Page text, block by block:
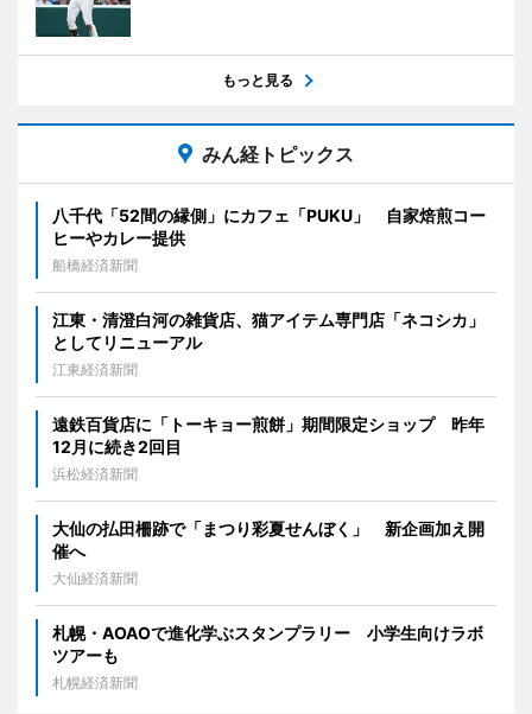
もっと見る
みん経トピックス
八千代「52間の縁側」にカフェ「PUKU」 自家焙煎コー
ヒーやカレー提供
船橋経済新聞
江東・清澄白河の雑貨店、猫アイテム専門店「ネコシカ」
としてリニューアル
江東経済新聞
遠鉄百貨店に「トーキョー煎餅」期間限定ショップ 昨年
12月に続き2回目
浜松経済新聞
大仙の払田柵跡で「まつり彩夏せんぼく」 新企画加え開
催へ
大仙経済新聞
札幌・AOAOで進化学ぶスタンプラリー 小学生向けラボ
ツアーも
札幌経済新聞